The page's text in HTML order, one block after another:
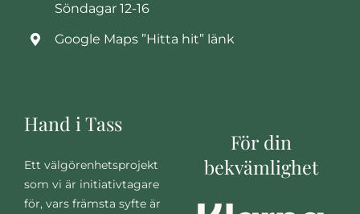
Söndagar 12-16
Google Maps ”Hitta hit” länk
Hand i Tass
Ett välgörenhetsprojekt
som vi är initiativtagare
för, vars främsta syfte är
För din
bekvämlighet